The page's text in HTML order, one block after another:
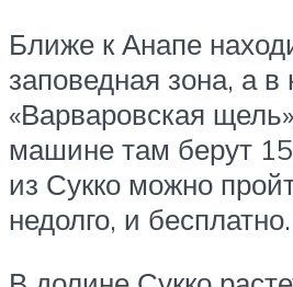
Ближе к Анапе
заповедная зона, а
«Варваровская
машине там берут
из Сукко можно
недолго, и бесплатно.